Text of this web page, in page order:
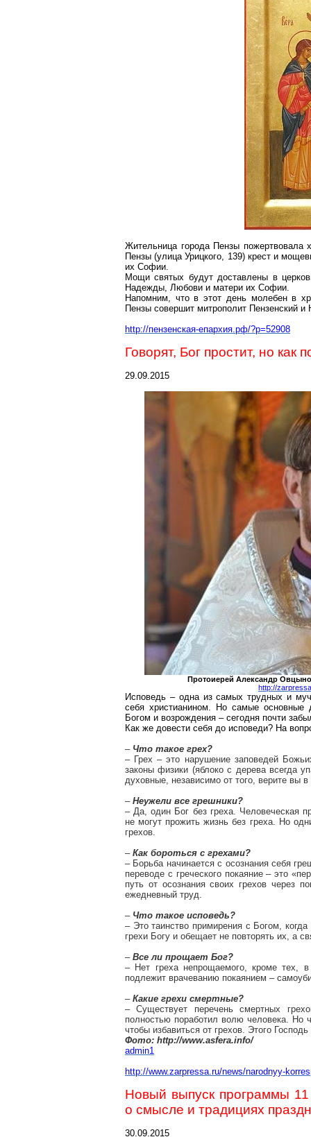
Жительница города Пензы пожертвовала
Пензы (улица Урицкого, 139) крест и
их Софии.
Мощи святых будут доставлены в
Надежды, Любови и матери их Софии.
Напомним, что в этот день молебен в
Пензы совершит митрополит Пензенский и
http://пензенская-епархия.рф/?p=52908
Говорят, Бог простит, но как
29.09.2015
Протоиерей Александр
http://
Исповедь – одна из самых трудных и
себя христианином. Но самые основные
Богом и возрождения – сегодня почти
Как же довести себя до исповеди? На
– Что такое грех?
– Грех – это нарушение заповедей
законы физики (яблоко с дерева всегда
духовные, независимо от того, верите вы в
– Неужели все грешники?
– Да, один Бог без греха. Человеческая
не могут прожить жизнь без греха. Но
грехов.
– Как бороться с грехами?
– Борьба начинается с осознания себя
переводе с греческого покаяние – это
путь от осознания своих грехов через
ежедневный труд.
– Что такое исповедь?
– Это таинство примирения с Богом,
грехи Богу и обещает не повторять их, а
– Все ли прощает Бог?
– Нет греха непрощаемого, кроме тех, в
подлежит врачеванию покаянием –
– Какие грехи смертные?
– Существует перечень смертных
полностью поработил волю человека. Но
чтобы избавиться от грехов. Этого
Фото: http://www.asfera.info/
admin1
http://www.zarpressa.ru/news/narodnyy-
Новый выпуск программы
о смысле и традициях
30.09.2015